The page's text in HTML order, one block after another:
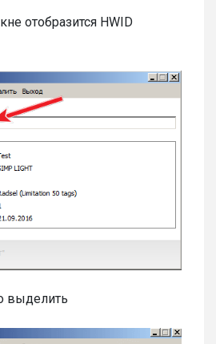
отобразится HWID
выделить